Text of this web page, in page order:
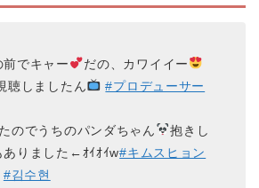
でキャー
だの、カワイイー
聴しましたん
#プロデューサー
のでうちのパンダちゃん
抱きし
ありました←ｵｲｵｲw#キムスヒョン
#김수현